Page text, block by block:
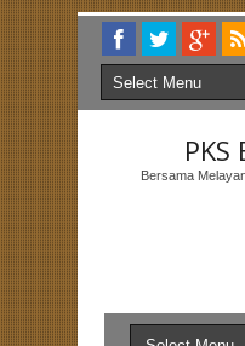
PKS
Bersama